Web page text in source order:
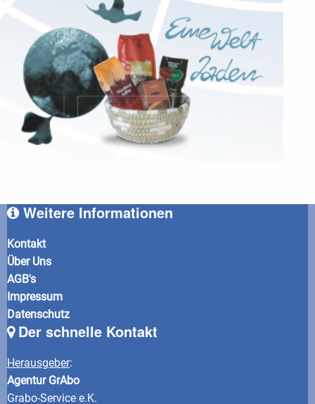
Weitere Informationen
Kontakt
Über Uns
AGB's
Impressum
Datenschutz
Der schnelle Kontakt
Herausgeber:
Agentur GrAbo
Grabo-Service e.K.